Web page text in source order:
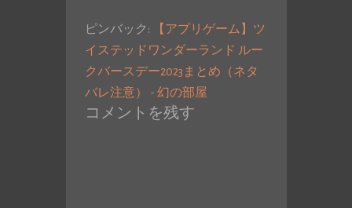
ピンバック:
【アプリゲーム】ツ
イステッドワンダーランド ルー
クバースデー2023まとめ（ネタ
バレ注意） - 幻の部屋
コメントを残す